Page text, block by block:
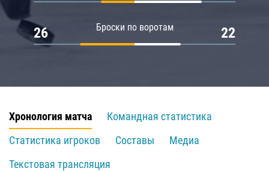
Броски по воротам
26 22
Хронология матча
Командная статистика
Статистика игроков
Составы
Медиа
Текстовая трансляция